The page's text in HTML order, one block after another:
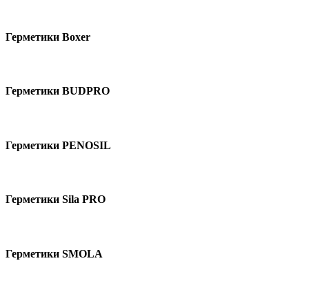
Герметики Boxer
Герметики BUDPRO
Герметики PENOSIL
Герметики Sila PRO
Герметики SMOLA